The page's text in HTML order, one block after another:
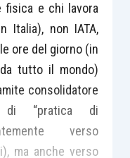
fisica e chi lavora
Italia), non IATA,
ore del giorno (in
tutto il mondo)
consolidatore
“pratica di
verso
ma anche verso